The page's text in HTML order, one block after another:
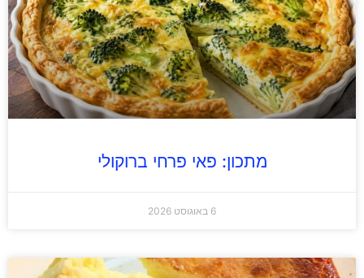
מתכון: פאי פרחי ברוקולי
6 באוגוסט 2026